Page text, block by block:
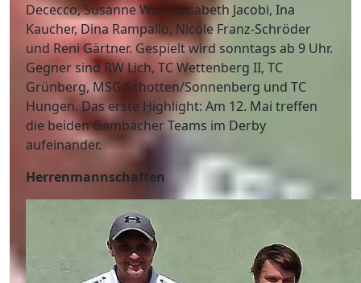
Dececco, Susanne Wolf, Elisabeth Jacobi, Ina
Kaucher, Dina Rampallo, Nicole Franz-Schröder
und Reni Gärtner. Gespielt wird sonntags ab 9 Uhr.
Gegner sind RW Lich, TC Wettenberg II, TC
Grünberg, MSG Schotten/Sonnenberg und TC
Hungen. Das erste Highlight: Am 12. Mai treffen
die beiden Gambacher Teams im Derby
aufeinander.
Herrenmannschaften